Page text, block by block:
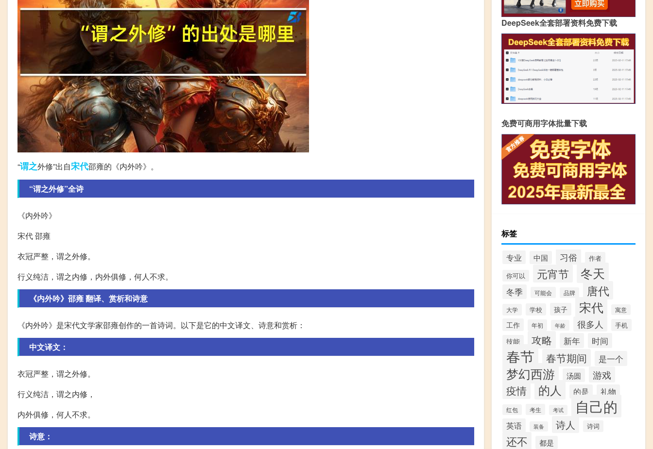
“谓之外修”出自宋代邵雍的《内外吟》。
“谓之外修”全诗
《内外吟》
宋代 邵雍
衣冠严整，谓之外修。
行义纯洁，谓之内修，内外俱修，何人不求。
《内外吟》邵雍 翻译、赏析和诗意
《内外吟》是宋代文学家邵雍创作的一首诗词。以下是它的中文译文、诗意和赏析：
中文译文：
衣冠严整，谓之外修。
行义纯洁，谓之内修，
内外俱修，何人不求。
诗意：
DeepSeek全套部署资料免费下载
免费可商用字体批量下载
标签
专业 中国 习俗 作者
你可以 元宵节 冬天
冬季 可能会 品牌 唐代
大学 学校 孩子 宋代 寓意
工作 年初 年龄 很多人 手机
技能 攻略 新年 时间
春节 春节期间 是一个
梦幻西游 汤圆 游戏
疫情 的人 的是 礼物
红包 考生 考试 自己的
英语 装备 诗人 诗词
还不 都是